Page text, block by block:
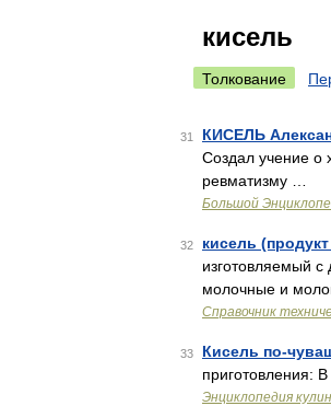
кисель
Толкование
31 КИСЕЛЬ
Создал учение о
ревматизму …
Большой
32 кисель
изготовляемый
молочные и
Справочник
33 Кисель по-
приготовления:
Энциклопедия